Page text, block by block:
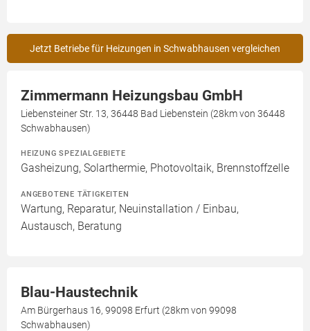
Jetzt Betriebe für Heizungen in Schwabhausen vergleichen
Zimmermann Heizungsbau GmbH
Liebensteiner Str. 13, 36448 Bad Liebenstein (28km von 36448
Schwabhausen)
HEIZUNG SPEZIALGEBIETE
Gasheizung, Solarthermie, Photovoltaik, Brennstoffzelle
ANGEBOTENE TÄTIGKEITEN
Wartung, Reparatur, Neuinstallation / Einbau,
Austausch, Beratung
Blau-Haustechnik
Am Bürgerhaus 16, 99098 Erfurt (28km von 99098
Schwabhausen)